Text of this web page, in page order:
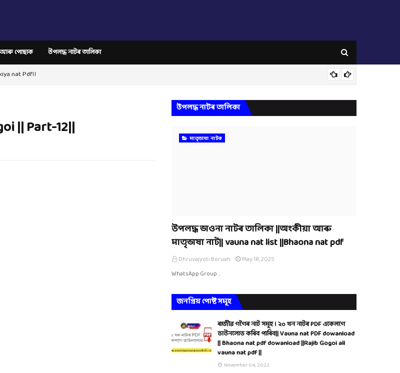
আৰু পোছাক উপলদ্ধ নাটৰ তালিকা
nat Pdf।।
|| Part-12||
উপলদ্ধ নাটৰ তালিকা
মাতৃভাষা নাটক
উপলদ্ধ ভাওনা নাটৰ তালিকা ||অংকীয়া আৰু
মাতৃভাষা নাট|| vauna nat list ||Bhaona nat pdf
Dhruvajyoti Boruah
May 18, 2025
WhatsApp Group …
জনপ্ৰিয় পোষ্ট সমূহ
ৰাজীৱ গগৈৰ নাট সমূহ । ২০ খন নাটৰ PDF একেলগে
ডাউনলোড কৰিব পাৰিব|| Vauna nat PDF dowanload
|| Bhaona nat pdf dowanload ||Rajib Gogoi all
vauna nat pdf ||
November 04, 2022